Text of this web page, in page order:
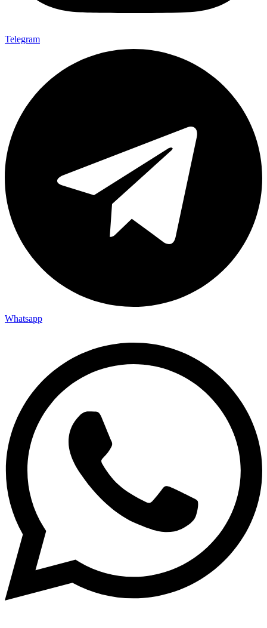
Telegram
Whatsapp